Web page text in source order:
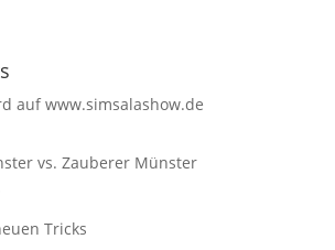
auf www.simsalashow.de
vs. Zauberer Münster
Tricks